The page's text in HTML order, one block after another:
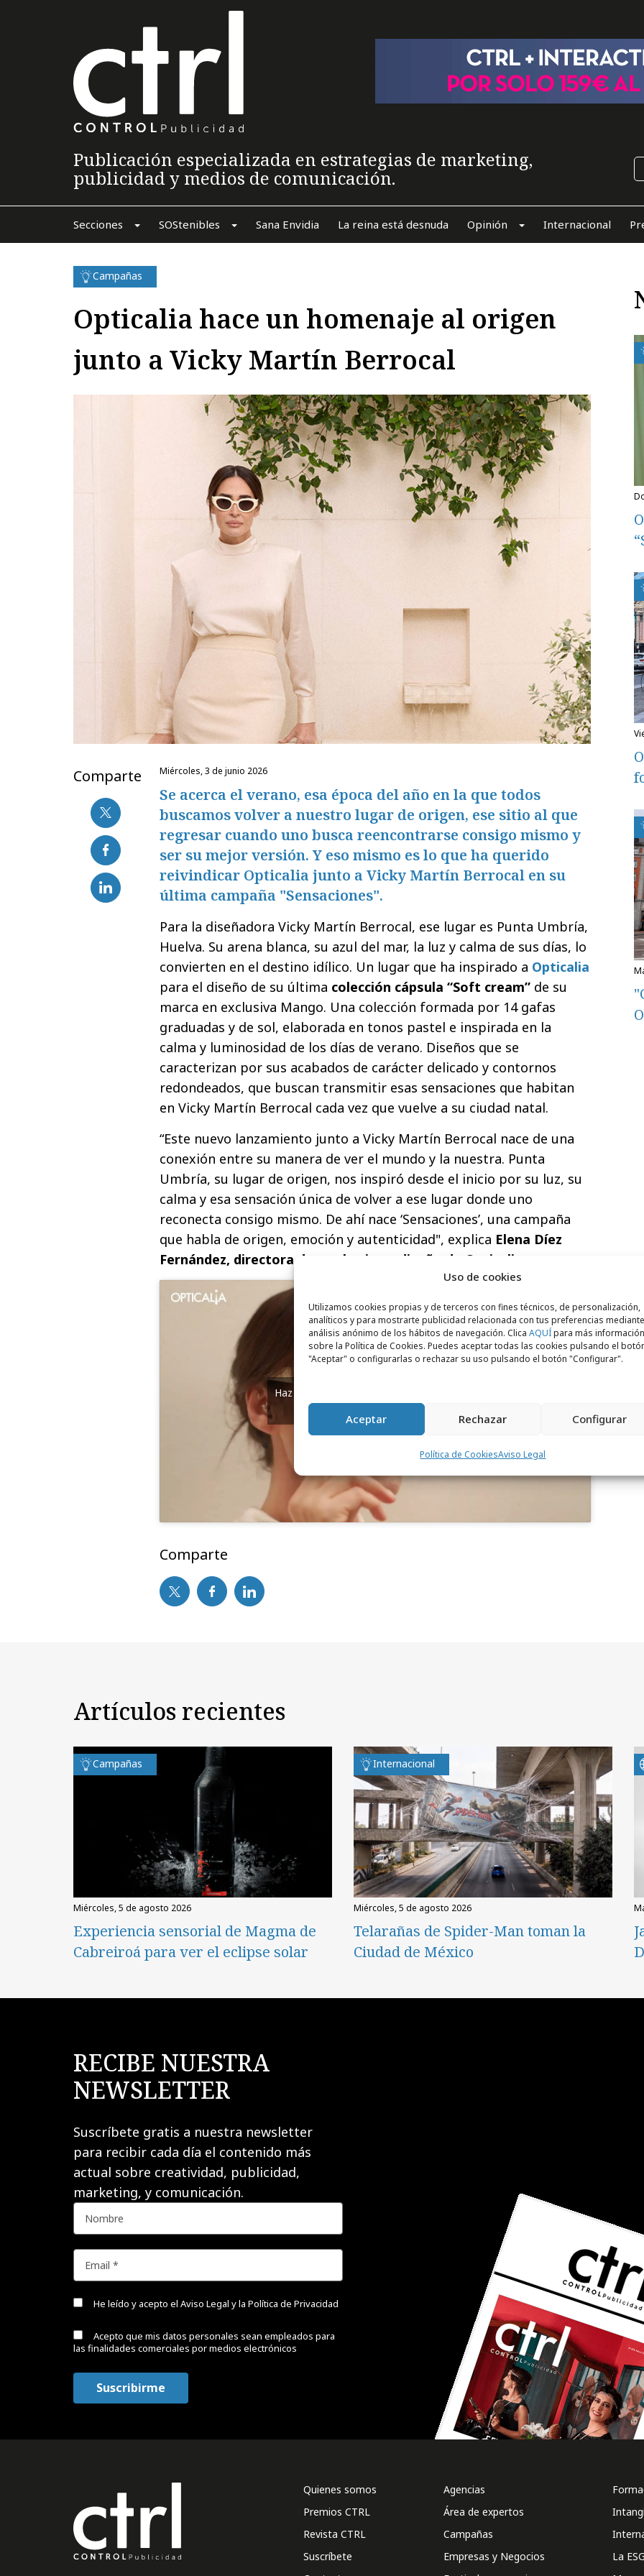
Uso de cookies
Utilizamos cookies propias y de terceros con fines técnicos, de personalización,
analíticos y para mostrarte publicidad relacionada con tus preferencias
análisis anónimo de los hábitos de navegación. Clica AQUÍpara más información
sobre la Política de Cookies. Puedes aceptar todas las cookies pulsando el
"Aceptar" o configurarlas o rechazar su uso pulsando el botón "Configurar".
Aceptar Rechazar Configurar
Política de CookiesAviso Legal
Publicación especializada en estrategias de marketing,
publicidad y medios de comunicación.
Secciones SOStenibles Sana Envidia La reina está desnuda Opinión Internacional
Campañas
Opticalia hace un homenaje al origen
junto a Vicky Martín Berrocal
Comparte miércoles, 3 de junio 2026
Se acerca el verano, esa época del año en la que todos
buscamos volver a nuestro lugar de origen, ese sitio al que
regresar cuando uno busca reencontrarse consigo mismo y
ser su mejor versión. Y eso mismo es lo que ha querido
reivindicar Opticalia junto a Vicky Martín Berrocal en su
última campaña "Sensaciones".
Para la diseñadora Vicky Martín Berrocal, ese lugar es Punta Umbría,
Huelva. Su arena blanca, su azul del mar, la luz y calma de sus días, lo
convierten en el destino idílico. Un lugar que ha inspirado a Opticalia
para el diseño de su última colección cápsula “Soft cream” de su
marca en exclusiva Mango. Una colección formada por 14 gafas
graduadas y de sol, elaborada en tonos pastel e inspirada en la
calma y luminosidad de los días de verano. Diseños que se
caracterizan por sus acabados de carácter delicado y contornos
redondeados, que buscan transmitir esas sensaciones que habitan
en Vicky Martín Berrocal cada vez que vuelve a su ciudad natal.
“Este nuevo lanzamiento junto a Vicky Martín Berrocal nace de una
conexión entre su manera de ver el mundo y la nuestra. Punta
Umbría, su lugar de origen, nos inspiró desde el inicio por su luz, su
calma y esa sensación única de volver a ese lugar donde uno
reconecta consigo mismo. De ahí nace ‘Sensaciones’, una campaña
que habla de origen, emoción y autenticidad", explica Elena Díez
Fernández, directora de marketing y diseño de Opticalia
Haz clic para aceptar cookies de marketing
y permitir este contenido
Comparte
Artículos recientes
Campañas
miércoles, 5 de agosto 2026
Experiencia sensorial de Magma de
Cabreiroá para ver el eclipse solar
Internacional
miércoles, 5 de agosto 2026
Telarañas de Spider-Man toman la
Ciudad de México
RECIBE NUESTRA
NEWSLETTER
Suscríbete gratis a nuestra newsletter
para recibir cada día el contenido más
actual sobre creatividad, publicidad,
marketing, y comunicación.
He leído y acepto el Aviso Legal y la Política de Privacidad
Acepto que mis datos personales sean empleados para
las finalidades comerciales por medios electrónicos
Quienes somos
Premios CTRL
Revista CTRL
Suscríbete
Agencias
Área de expertos
Campañas
Empresas y Negocios
La